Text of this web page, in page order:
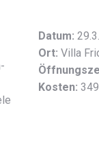
Datum:
Ort: Villa
Kosten: